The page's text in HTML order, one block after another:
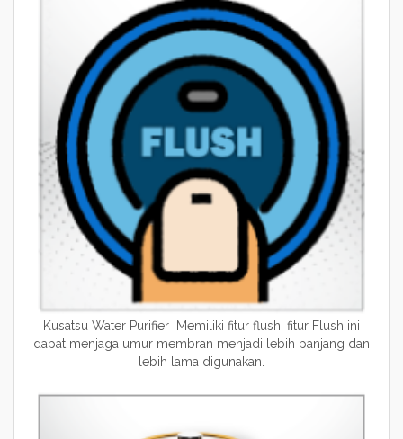
Kusatsu Water Purifier Memiliki fitur flush, fitur Flush ini
dapat menjaga umur membran menjadi lebih panjang dan
lebih lama digunakan.